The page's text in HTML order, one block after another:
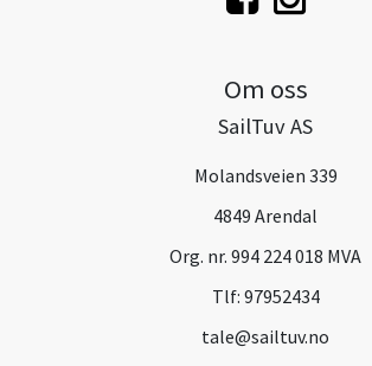
Om oss
SailTuv AS
Molandsveien 339
4849 Arendal
Org. nr. 994 224 018 MVA
Tlf: 97952434
tale@sailtuv.no